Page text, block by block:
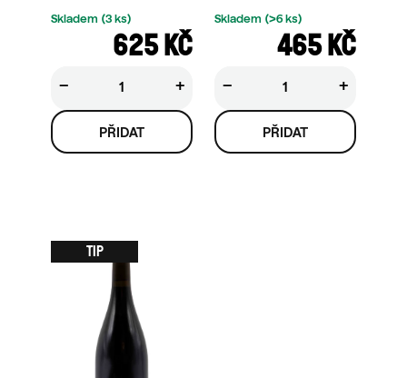
625 KČ
Skladem (3 ks)
+
−
465 KČ
Skladem (>6 ks)
+
−
TIP